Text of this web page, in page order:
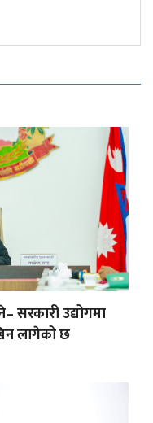
सरकारी उद्योगमा
लागेको छ